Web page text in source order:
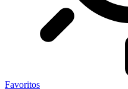
Favoritos